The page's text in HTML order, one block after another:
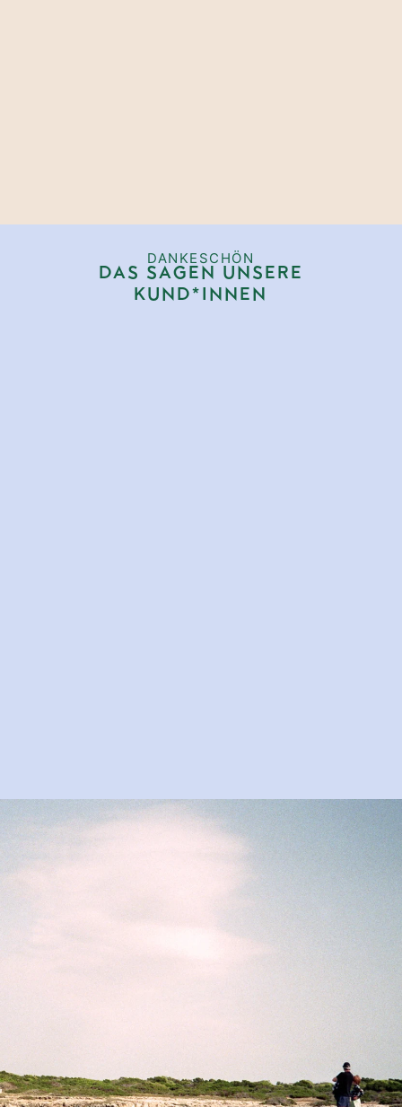
DANKESCHÖN
DAS SAGEN UNSERE
KUND*INNEN